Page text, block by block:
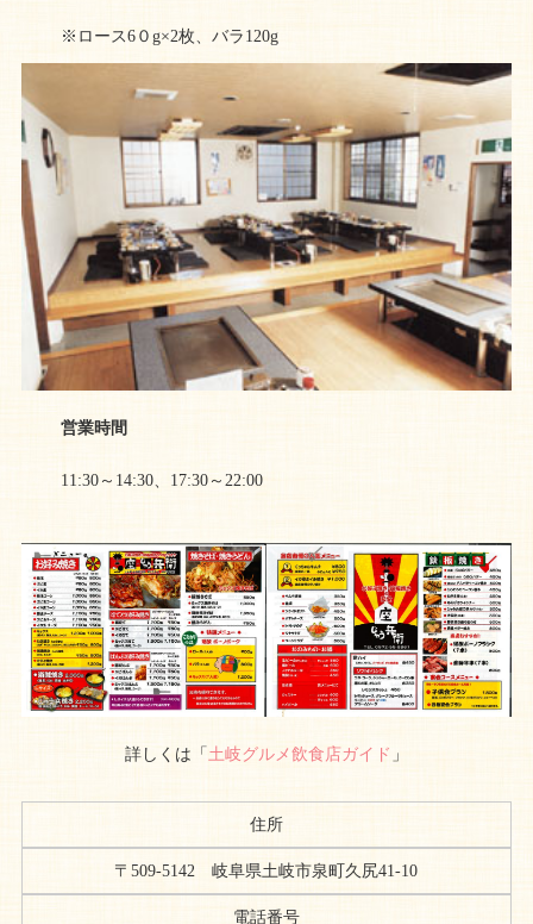
※ロース6０g×2枚、バラ120g
営業時間
11:30～14:30、17:30～22:00
詳しくは「 土岐グルメ飲食店ガイド 」
住所
〒509-5142 岐阜県土岐市泉町久尻41-10
電話番号